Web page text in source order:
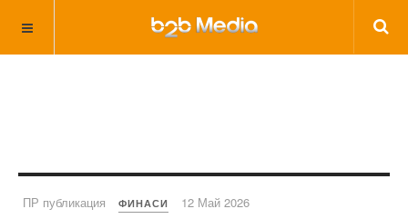
ПР публикация ФИНАСИ 12 Май 2026